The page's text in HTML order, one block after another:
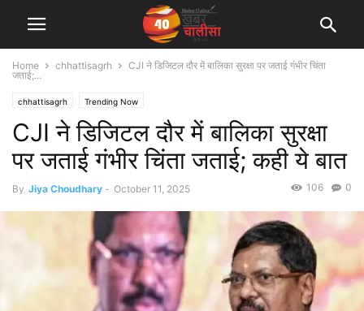
Home chhattisagrh
CJI ने डिजिटल दौर में बालिका सुरक्षा पर जताई गंभीर चिंता
जताई;...
chhattisagrh Trending Now
CJI ने डिजिटल दौर में बालिका सुरक्षा
पर जताई गंभीर चिंता जताई; कही ये बात
By Jiya Choudhary - October 11, 2025 0
106